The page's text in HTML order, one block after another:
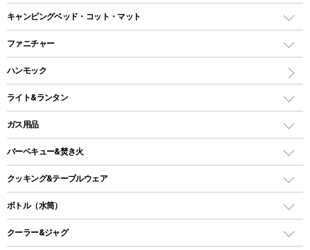
ツールームテント
ワンポールテント
シェルターテント
ロッジ型・オリジナルテント
タープ
スクエアタープ（レクタタープ）
メッシュタープ
自立式タープ
レクタングラー型（封筒型）シュラフ
インナーシュラフ
キャンピングベッド・コット・マット
キャンピングベッド・コット
インフレータブルマット
ファニチャー
アウトドアテーブル
レジャーシート
ハンモック
ライト&ランタン
LEDランタン
ガスランタン
オイルランタン
LEDライト
ヘッドライト
ガス用品
ガスバーナー
ガス缶
ガストーチ、ライター
バーベキュー&焚き火
バーベキューコンロ、グリル
焚き火台タイプ（ロースタイル）グリル
卓上タイプグリル
クッキング&テーブルウェア
ダッチオーブン
ホットサンドメーカー
ボトル（水筒）
ステンレスボトル
クーラー&ジャグ